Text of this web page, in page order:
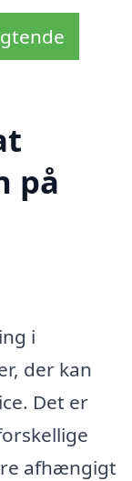
på
i
der kan
Det er
afhængigt